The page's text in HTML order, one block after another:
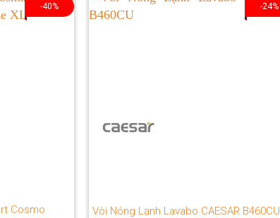
-40%
Cosmo
-24%
Vòi Nóng Lạnh Lavabo CAESAR B460CU